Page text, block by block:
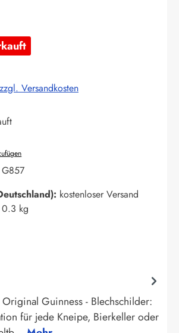
Versandkosten
G857
kostenloser Versand
0.3 kg
Guinness - Blechschilder:
für jede Kneipe, Bierkeller oder